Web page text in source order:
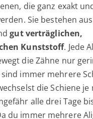
die ganz exakt
Sie bestehen
gut verträglichen,
Kunststoff. Jede
die Zähne nur
immer mehrere
die Schiene je
alle drei Tage
du immer mehrere